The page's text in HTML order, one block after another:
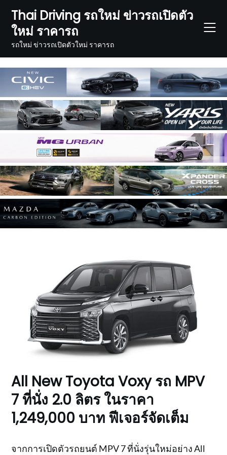
content
Thai Driving รถใหม่ ข่าวรถเปิดตัว
ใหม่ ราคารถ
รถใหม่ ข่าวรถเปิดตัวใหม่ ราคารถ
All New Toyota Voxy รถ MPV
7 ที่นั่ง 2.0 ลิตร ในราคา
1,249,000 บาท ฟีเจอร์จัดเต็ม
จากการเปิดตัวรถยนต์ MPV 7 ที่นั่งรุ่นใหม่อย่าง All